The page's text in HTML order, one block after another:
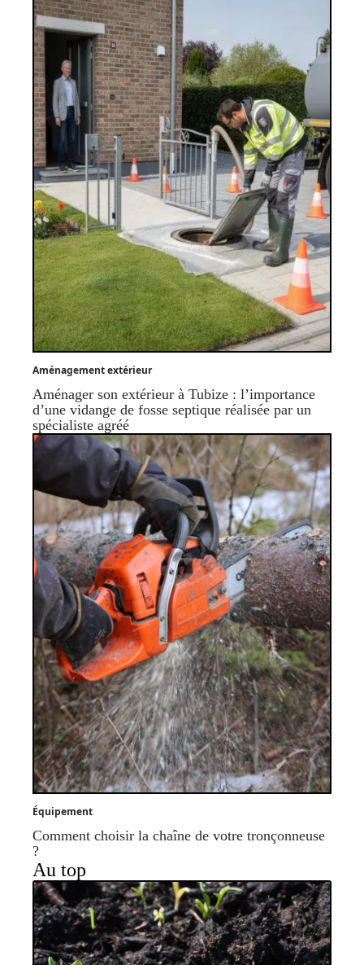
Aménagement extérieur
Aménager son extérieur à Tubize : l’importance
d’une vidange de fosse septique réalisée par un
spécialiste agréé
Équipement
Comment choisir la chaîne de votre tronçonneuse
?
Au top